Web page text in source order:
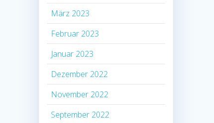
März 2023
Februar 2023
Januar 2023
Dezember 2022
November 2022
September 2022